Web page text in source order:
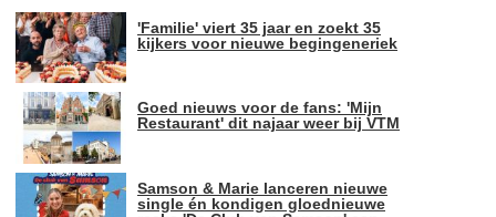
'Familie' viert 35 jaar en zoekt 35
kijkers voor nieuwe begingeneriek
Goed nieuws voor de fans: 'Mijn
Restaurant' dit najaar weer bij VTM
Samson & Marie lanceren nieuwe
single én kondigen gloednieuwe